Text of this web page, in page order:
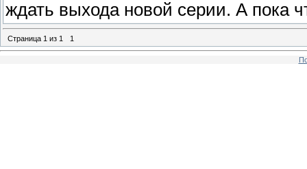
ждать выхода новой серии. А пока
Страница 1 из 1 1